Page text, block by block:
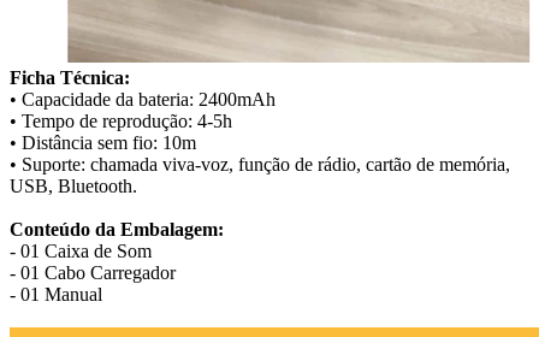
Ficha Técnica:
• Capacidade da bateria: 2400mAh
• Tempo de reprodução: 4-5h
• Distância sem fio: 10m
• Suporte: chamada viva-voz, função de rádio, cartão de memória,
USB, Bluetooth.
Conteúdo da Embalagem:
- 01 Caixa de Som
- 01 Cabo Carregador
- 01 Manual